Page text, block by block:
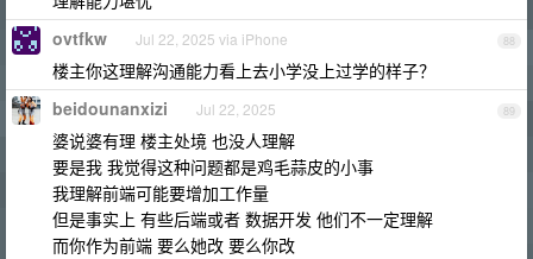
88
ovtfkw Jul 22, 2025 via iPhone
楼主你这理解沟通能力看上去小学没上过学的样子？
89
beidounanxizi Jul 22, 2025
婆说婆有理 楼主处境 也没人理解
要是我 我觉得这种问题都是鸡毛蒜皮的小事
我理解前端可能要增加工作量
但是事实上 有些后端或者 数据开发 他们不一定理解
而你作为前端 要么她改 要么你改